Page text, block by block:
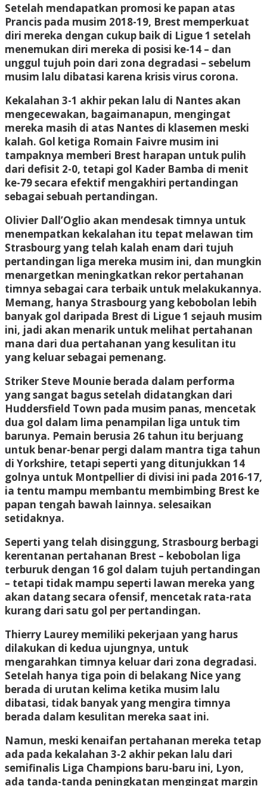
Setelah mendapatkan promosi ke papan atas
Prancis pada musim 2018-19, Brest memperkuat
diri mereka dengan cukup baik di Ligue 1 setelah
menemukan diri mereka di posisi ke-14 – dan
unggul tujuh poin dari zona degradasi – sebelum
musim lalu dibatasi karena krisis virus corona.
Kekalahan 3-1 akhir pekan lalu di Nantes akan
mengecewakan, bagaimanapun, mengingat
mereka masih di atas Nantes di klasemen meski
kalah. Gol ketiga Romain Faivre musim ini
tampaknya memberi Brest harapan untuk pulih
dari defisit 2-0, tetapi gol Kader Bamba di menit
ke-79 secara efektif mengakhiri pertandingan
sebagai sebuah pertandingan.
Olivier Dall’Oglio akan mendesak timnya untuk
menempatkan kekalahan itu tepat melawan tim
Strasbourg yang telah kalah enam dari tujuh
pertandingan liga mereka musim ini, dan mungkin
menargetkan meningkatkan rekor pertahanan
timnya sebagai cara terbaik untuk melakukannya.
Memang, hanya Strasbourg yang kebobolan lebih
banyak gol daripada Brest di Ligue 1 sejauh musim
ini, jadi akan menarik untuk melihat pertahanan
mana dari dua pertahanan yang kesulitan itu
yang keluar sebagai pemenang.
Striker Steve Mounie berada dalam performa
yang sangat bagus setelah didatangkan dari
Huddersfield Town pada musim panas, mencetak
dua gol dalam lima penampilan liga untuk tim
barunya. Pemain berusia 26 tahun itu berjuang
untuk benar-benar pergi dalam mantra tiga tahun
di Yorkshire, tetapi seperti yang ditunjukkan 14
golnya untuk Montpellier di divisi ini pada 2016-17,
ia tentu mampu membantu membimbing Brest ke
papan tengah bawah lainnya. selesaikan
setidaknya.
Seperti yang telah disinggung, Strasbourg berbagi
kerentanan pertahanan Brest – kebobolan liga
terburuk dengan 16 gol dalam tujuh pertandingan
– tetapi tidak mampu seperti lawan mereka yang
akan datang secara ofensif, mencetak rata-rata
kurang dari satu gol per pertandingan.
Thierry Laurey memiliki pekerjaan yang harus
dilakukan di kedua ujungnya, untuk
mengarahkan timnya keluar dari zona degradasi.
Setelah hanya tiga poin di belakang Nice yang
berada di urutan kelima ketika musim lalu
dibatasi, tidak banyak yang mengira timnya
berada dalam kesulitan mereka saat ini.
Namun, meski kenaifan pertahanan mereka tetap
ada pada kekalahan 3-2 akhir pekan lalu dari
semifinalis Liga Champions baru-baru ini, Lyon,
ada tanda-tanda peningkatan mengingat margin